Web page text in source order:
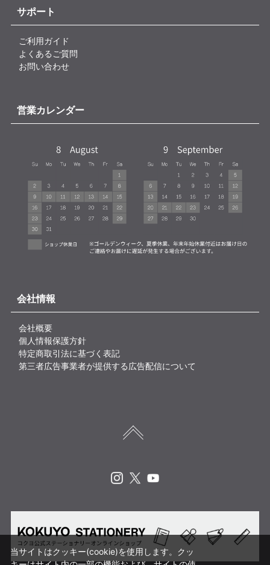
サポート
ご利用ガイド
よくあるご質問
お問い合わせ
営業カレンダー
会社情報
会社概要
個人情報保護方針
特定商取引法に基づく表記
第三者広告事業者が提供する広告配信について
当サイトはクッキー(cookie)を使用します。クッ